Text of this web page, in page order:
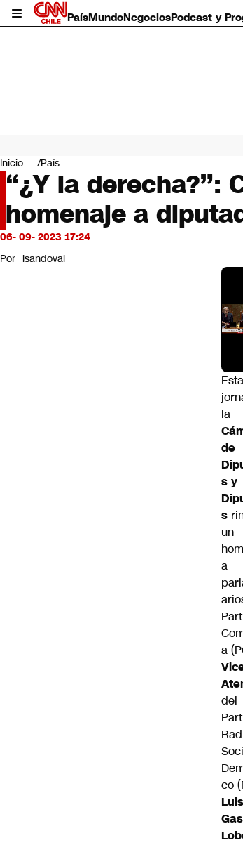
PaísMundoNegociosPodcast y
Mundo
Negocios
Deportes
Programas completos
Cultura
Servicios
Bits
CNN Data
Inicio País
“¿Y la derecha?”:
homenaje a
06- 09- 2023 17:24
Por lsandoval
Esta
la
de
s y
s
un
a
a
del
co
Luis